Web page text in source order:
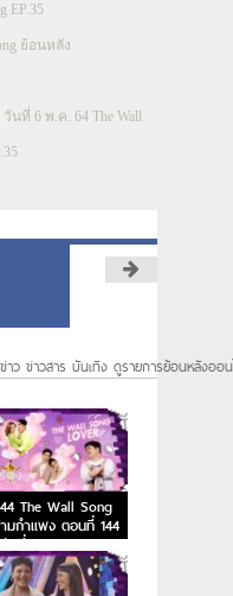
EP.35
ย้อนหลัง
นที่ 6 พ.ค. 64 The Wall
ว ข่าวสาร บันเทิง ดูรายการย้อนหลังออ
The Wall Song
มกำแพง ตอนที่ 144
วันที่ 8 มิ.ย. 66